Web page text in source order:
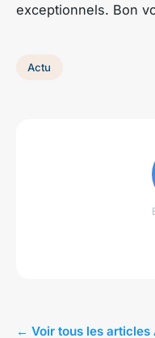
exceptionnels. Bon
Actu
← Voir tous les articles